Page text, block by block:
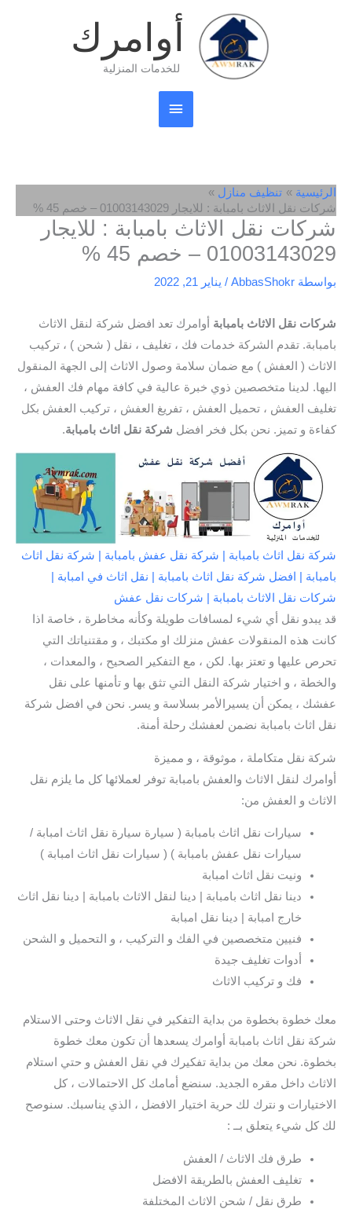
أوامرك
للخدمات المنزلية
القائمة
الرئيسية
الرئيسية
تنظيف منازل
شركات نقل الاثاث بامبابة : للايجار 01003143029 – خصم 45 %
شركات نقل الاثاث بامبابة : للايجار
01003143029 – خصم 45 %
بواسطة AbbasShokr
/ يناير 21, 2022
شركات نقل الاثاث بامبابة أوامرك تعد افضل شركة لنقل الاثاث
بامبابة. تقدم الشركة خدمات فك ، تغليف ، نقل ( شحن ) ، تركيب
الاثاث ( العفش ) مع ضمان سلامة وصول الاثاث إلى الجهة المنقول
اليها. لدينا متخصصين ذوي خبرة عالية في كافة مهام فك العفش ،
تغليف العفش ، تحميل العفش ، تفريغ العفش ، تركيب العفش بكل
كفاءة و تميز. نحن بكل فخر افضل شركة نقل اثاث بامبابة.
شركة نقل اثاث بامبابة | شركة نقل عفش بامبابة | شركة نقل اثاث
بامبابة | افضل شركة نقل اثاث بامبابة | نقل اثاث في امبابة |
شركات نقل الاثاث بامبابة | شركات نقل عفش
قد يبدو نقل أي شيء لمسافات طويلة وكأنه مخاطرة ، خاصة اذا
كانت هذه المنقولات عفش منزلك او مكتبك ، و مقتنياتك التي
تحرص عليها و تعتز بها. لكن ، مع التفكير الصحيح ، والمعدات ،
والخطة ، و اختيار شركة النقل التي تثق بها و تأمنها على نقل
عفشك ، يمكن أن يسيرالأمر بسلاسة و يسر. نحن في افضل شركة
نقل اثاث بامبابة نضمن لعفشك رحلة أمنة.
شركة نقل متكاملة ، موثوقة ، و مميزة
أوامرك لنقل الاثاث والعفش بامبابة توفر لعملائها كل ما يلزم نقل
الاثاث و العفش من:
سيارات نقل اثاث بامبابة ( سيارة سيارة نقل اثاث امبابة /
سيارات نقل عفش بامبابة ) ( سيارات نقل اثاث امبابة )
ونيت نقل اثاث امبابة
دينا نقل اثاث بامبابة | دينا لنقل الاثاث بامبابة | دينا نقل اثاث
خارج امبابة | دينا نقل امبابة
فنيين متخصصين في الفك و التركيب ، و التحميل و الشحن
أدوات تغليف جيدة
فك و تركيب الاثاث
معك خطوة بخطوة من بداية التفكير في نقل الاثاث وحتى الاستلام
شركة نقل اثاث بامبابة أوامرك يسعدها أن تكون معك خطوة
بخطوة. نحن معك من بداية تفكيرك في نقل العفش و حتي استلام
الاثاث داخل مقره الجديد. سنضع أمامك كل الاحتمالات ، كل
الاختيارات و نترك لك حرية اختيار الافضل ، الذي يناسبك. سنوصح
لك كل شيء يتعلق بــ :
طرق فك الاثاث / العفش
تغليف العفش بالطريقة الافضل
طرق نقل / شحن الاثاث المختلفة